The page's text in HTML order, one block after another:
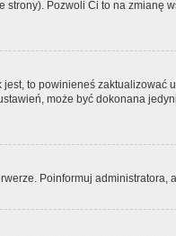
Pozwoli Ci to na zmianę
to powinieneś zaktualizować
może być dokonana
Poinformuj administratora,